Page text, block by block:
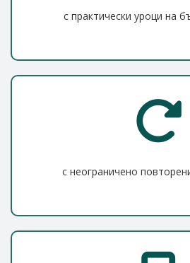
с практически уроци на
с неограничено